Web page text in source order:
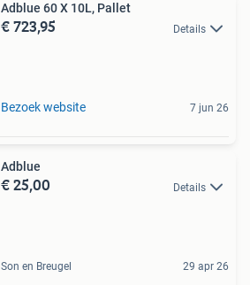
Adblue 60 X 10L, Pallet
€ 723,95 Details
Bezoek website 7 jun 26
Adblue
€ 25,00 Details
Son en Breugel 29 apr 26